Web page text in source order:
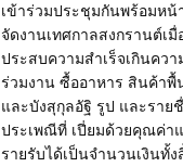
เข้าร่วมประชุมกันพร้อมหน้
จัดงานเทศกาลสงกรานต์เ
ประสบความสำเร็จเกินคว
ร่วมงาน ซื้ออาหาร สินค้าพื้
และบังสุกุลอัฐิ รูป และรา
ประเพณีที่ เปี่ยมด้วยคุณค่า
รายรับได้เป็นจำนวนเงินทั้